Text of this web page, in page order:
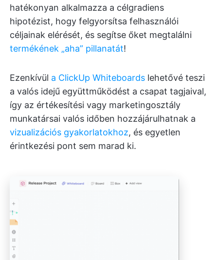
hatékonyan alkalmazza a célgradiens
hipotézist, hogy felgyorsítsa felhasználói
céljainak elérését, és segítse őket megtalálni
termékének „aha” pillanatát!
Ezenkívül a ClickUp Whiteboards lehetővé teszi
a valós idejű együttműködést a csapat tagjaival,
így az értékesítési vagy marketingosztály
munkatársai valós időben hozzájárulhatnak a
vizualizációs gyakorlatokhoz, és egyetlen
érintkezési pont sem marad ki.